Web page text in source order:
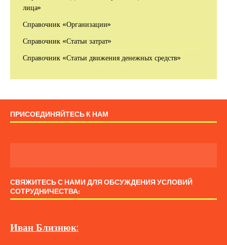
лица»
Справочник «Организации»
Справочник «Статьи затрат»
Справочник «Статьи движения денежных средств»
ПРИСОЕДИНЯЙТЕСЬ К НАМ
СВЯЖИТЕСЬ С НАМИ ДЛЯ ОБСУЖДЕНИЯ УСЛОВИЙ
СОТРУДНИЧЕСТВА:
ИванБлизнюк: